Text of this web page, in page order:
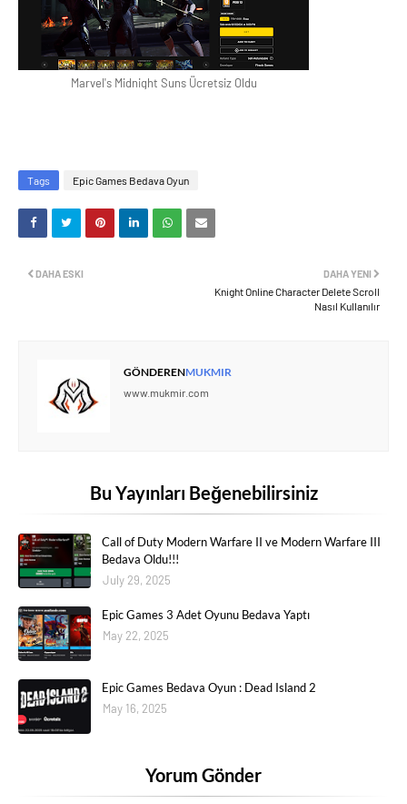
Marvel's Midnight Suns Ücretsiz Oldu
Tags Epic Games Bedava Oyun
DAHA YENI
Knight Online Character Delete Scroll
Nasıl Kullanılır
DAHA ESKI
GÖNDERENMUKMIR
www.mukmir.com
Bu Yayınları Beğenebilirsiniz
Call of Duty Modern Warfare II ve Modern Warfare III
Bedava Oldu!!!
July 29, 2025
Epic Games 3 Adet Oyunu Bedava Yaptı
May 22, 2025
Epic Games Bedava Oyun : Dead Island 2
May 16, 2025
Yorum Gönder